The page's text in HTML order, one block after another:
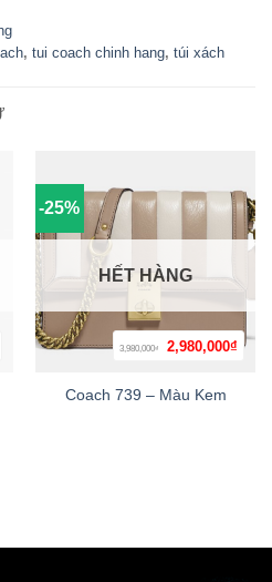
, tui coach chinh hang, túi xách
-25%
3,980,000₫
Giá
gốc
3,980,000₫.
2,980,000₫ Giá
HẾT HÀNG
Coach 739 – Màu Kem